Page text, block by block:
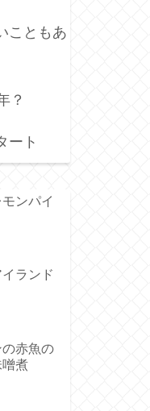
こともあ
？
ート
ンパイ
ランド
赤魚の
煮